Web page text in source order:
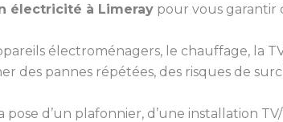
électricité à Limeray pour vous garantir
électroménagers, le chauffage, la
pannes répétées, des risques de
pose d’un plafonnier, d’une installation